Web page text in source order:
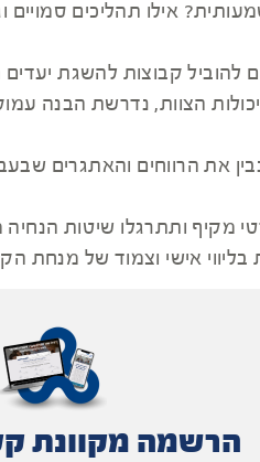
אילו תהליכים סמויים
להוביל קבוצות להשגת
הצוות, נדרשת הבנה
את הרווחים והאתגרים
מקיף ותתרגלו שיטות
אישי וצמוד של מנחת
הרשמה מקוונת